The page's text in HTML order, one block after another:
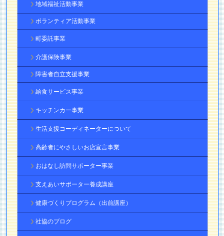
地域福祉活動事業
ボランティア活動事業
町委託事業
介護保険事業
障害者自立支援事業
給食サービス事業
キッチンカー事業
生活支援コーディネーターについて
高齢者にやさしいお店宣言事業
おはなし訪問サポーター事業
支えあいサポーター養成講座
健康づくりプログラム（出前講座）
社協のブログ